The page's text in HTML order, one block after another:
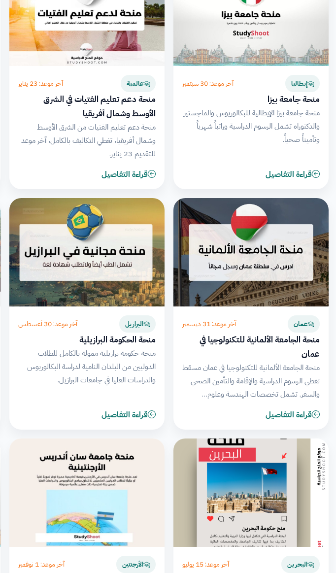
إيطاليا آخر موعد: 30 سبتمبر
منحة جامعة بيزا
منحة جامعة بيزا الإيطالية للبكالوريوس والماجستير
والدكتوراه تشمل الرسوم الدراسية وراتباً شهرياً
وتأميناً صحياً.
قراءة التفاصيل
عالمية آخر موعد: 23 يناير
منحة دعم تعليم الفتيات في الشرق
الأوسط وشمال أفريقيا
منحة دعم تعليم الفتيات من الشرق الأوسط
وشمال أفريقيا، تغطي التكاليف بالكامل، آخر موعد
للتقديم 23 يناير.
قراءة التفاصيل
عمان آخر موعد: 31 ديسمبر
منحة الجامعة الألمانية للتكنولوجيا في
عمان
منحة الجامعة الألمانية للتكنولوجيا في عمان مسقط
تغطي الرسوم الدراسية والإقامة والتأمين الصحي
والسفر. تشمل تخصصات الهندسة وعلوم…
قراءة التفاصيل
البرازيل آخر موعد: 30 أغسطس
منحة الحكومة البرازيلية
منحة حكومة برازيلية ممولة بالكامل للطلاب
الدوليين من البلدان النامية لدراسة البكالوريوس
والدراسات العليا في جامعات البرازيل.
قراءة التفاصيل
البحرين آخر موعد: 15 يوليو الأرجنتين آخر موعد: 1 نوفمبر